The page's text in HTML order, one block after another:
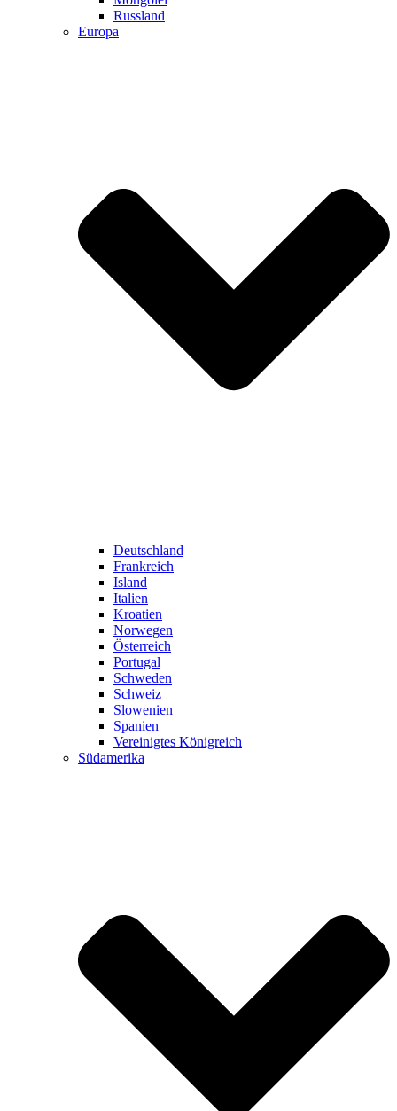
Russland
Europa
Deutschland
Frankreich
Island
Italien
Kroatien
Norwegen
Österreich
Portugal
Schweden
Schweiz
Slowenien
Spanien
Vereinigtes Königreich
Südamerika